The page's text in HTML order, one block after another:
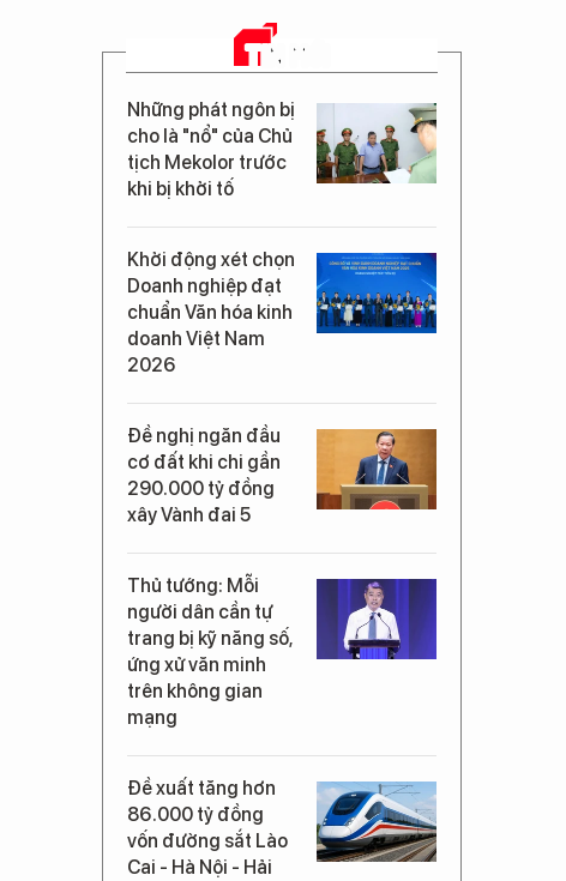
TIN MỚI
Những phát ngôn bị
cho là "nổ" của Chủ
tịch Mekolor trước
khi bị khởi tố
Khởi động xét chọn
Doanh nghiệp đạt
chuẩn Văn hóa kinh
doanh Việt Nam
2026
Đề nghị ngăn đầu
cơ đất khi chi gần
290.000 tỷ đồng
xây Vành đai 5
Thủ tướng: Mỗi
người dân cần tự
trang bị kỹ năng số,
ứng xử văn minh
trên không gian
mạng
Đề xuất tăng hơn
86.000 tỷ đồng
vốn đường sắt Lào
Cai - Hà Nội - Hải